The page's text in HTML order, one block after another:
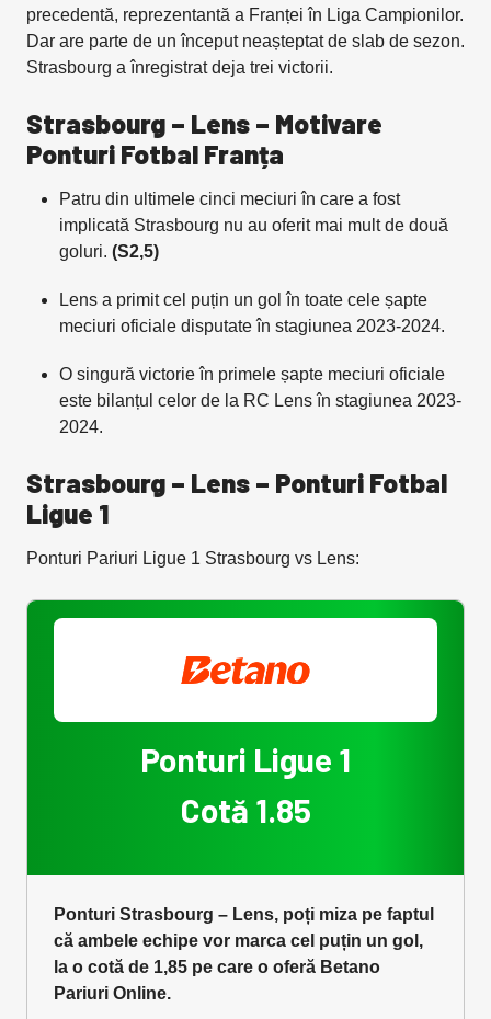
precedentă, reprezentantă a Franței în Liga Campionilor.
Dar are parte de un început neașteptat de slab de sezon.
Strasbourg a înregistrat deja trei victorii.
Strasbourg – Lens – Motivare
Ponturi Fotbal Franța
Patru din ultimele cinci meciuri în care a fost
implicată Strasbourg nu au oferit mai mult de două
goluri. (S2,5)
Lens a primit cel puțin un gol în toate cele șapte
meciuri oficiale disputate în stagiunea 2023-2024.
O singură victorie în primele șapte meciuri oficiale
este bilanțul celor de la RC Lens în stagiunea 2023-
2024.
Strasbourg – Lens – Ponturi Fotbal
Ligue 1
Ponturi Pariuri Ligue 1 Strasbourg vs Lens:
Ponturi Ligue 1
Cotă 1.85
Ponturi Strasbourg – Lens, poți miza pe faptul
că ambele echipe vor marca cel puțin un gol,
la o cotă de 1,85 pe care o oferă Betano
Pariuri Online.